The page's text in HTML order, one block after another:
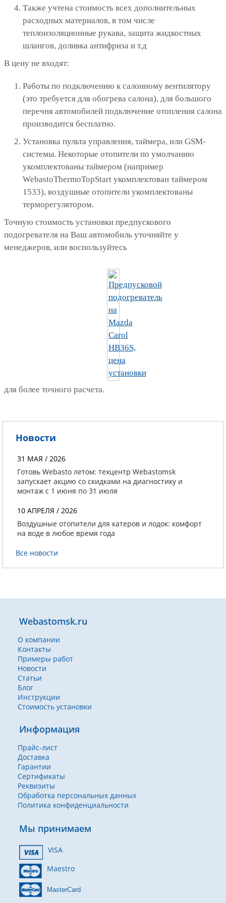
Также учтена стоимость всех дополнительных
расходных материалов, в том числе
теплоизоляционные рукава, защита жидкостных
шлангов, доливка антифриза и т.д
В цену не входят:
Работы по подключению к салонному вентилятору
(это требуется для обогрева салона), для большого
перечня автомобилей подключение отопления салона
производится бесплатно.
Установка пульта управления, таймера, или GSM-
системы. Некоторые отопители по умолчанию
укомплектованы таймером (например
WebastoThermoTopStart укомплектован таймером
1533), воздушные отопители укомплектованы
терморегулятором.
Точную стоимость установки предпускового
подогревателя на Ваш автомобиль уточняйте у
менеджеров, или воспользуйтесь
для более точного расчета.
Новости
31 МАЯ / 2026
Готовь Webasto летом: техцентр Webastomsk
запускает акцию со скидками на диагностику и
монтаж с 1 июня по 31 июля
10 АПРЕЛЯ / 2026
Воздушные отопители для катеров и лодок: комфорт
на воде в любое время года
Все новости
Webastomsk.ru
О компании
Контакты
Примеры работ
Новости
Статьи
Блог
Инструкции
Стоимость установки
Информация
Прайс-лист
Доставка
Гарантии
Сертификаты
Реквизиты
Обработка персональных данных
Политика конфиденциальности
Мы принимаем
VISA
Maestro
MasterCard